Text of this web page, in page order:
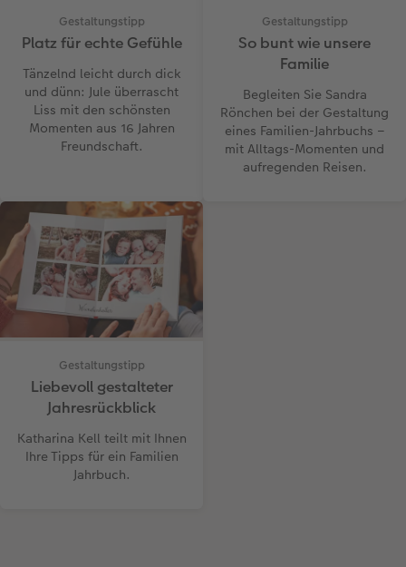
Gestaltungstipp
Platz für echte Gefühle
Tänzelnd leicht durch dick
und dünn: Jule überrascht
Liss mit den schönsten
Momenten aus 16 Jahren
Freundschaft.
Gestaltungstipp
So bunt wie unsere
Familie
Begleiten Sie Sandra
Rönchen bei der Gestaltung
eines Familien-Jahrbuchs –
mit Alltags-Momenten und
aufregenden Reisen.
Gestaltungstipp
Liebevoll gestalteter
Jahresrückblick
Katharina Kell teilt mit Ihnen
Ihre Tipps für ein Familien
Jahrbuch.